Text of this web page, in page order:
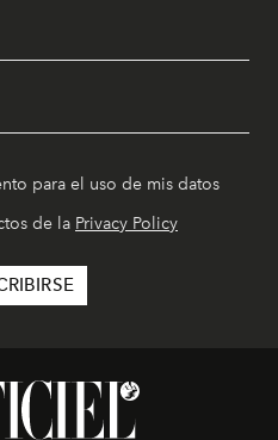
para el uso de mis datos
de la Privacy Policy